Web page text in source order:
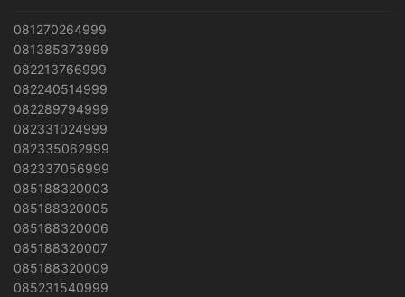
081270264999
081385373999
082213766999
082240514999
082289794999
082331024999
082335062999
082337056999
085188320003
085188320005
085188320006
085188320007
085188320009
085231540999